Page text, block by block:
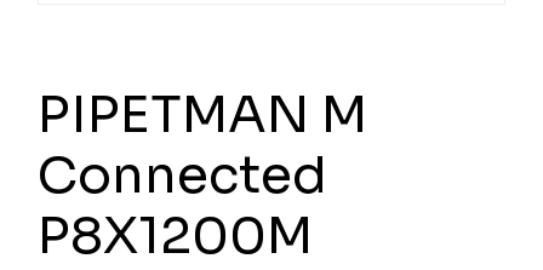
PIPETMAN M
Connected
P8X1200M